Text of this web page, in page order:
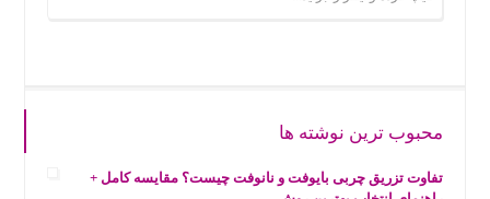
محبوب ترین نوشته ها
تفاوت تزریق چربی بایوفت و نانوفت چیست؟ مقایسه کامل +